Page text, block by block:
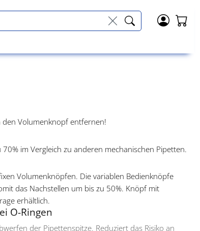
den Volumenknopf entfernen!
im Vergleich zu anderen mechanischen Pipetten.
Volumenknöpfen. Die variablen Bedienknöpfe
das Nachstellen um bis zu 50%. Knöpf mit
erhältlich.
O-Ringen
der Pipettenspitze. Reduziert das Risiko an